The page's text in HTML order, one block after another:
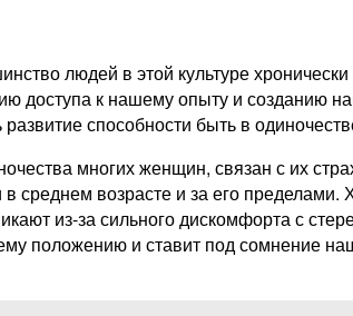
людей в этой культуре
доступа к нашему опыту и созданию
развитие способности быть в
многих женщин, связан с их
возрасте и за его пределами.
из-за сильного дискомфорта с
положению и ставит под сомнение